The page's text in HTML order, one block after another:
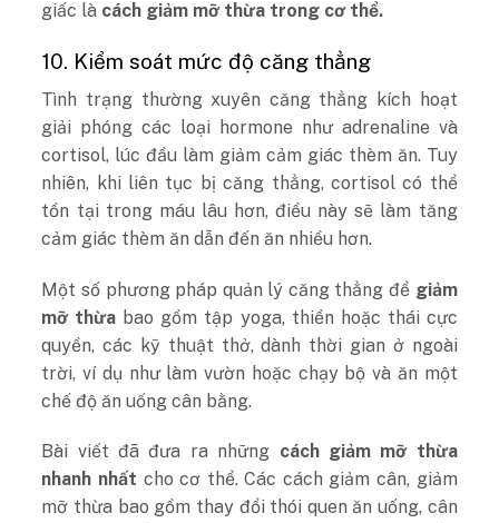
giấc là cách giảm mỡ thừa trong cơ thể.
10. Kiểm soát mức độ căng thẳng
Tình trạng thường xuyên căng thẳng kích hoạt
giải phóng các loại hormone như adrenaline và
cortisol, lúc đầu làm giảm cảm giác thèm ăn. Tuy
nhiên, khi liên tục bị căng thẳng, cortisol có thể
tồn tại trong máu lâu hơn, điều này sẽ làm tăng
cảm giác thèm ăn dẫn đến ăn nhiều hơn.
Một số phương pháp quản lý căng thẳng để giảm
mỡ thừa bao gồm tập yoga, thiền hoặc thái cực
quyền, các kỹ thuật thở, dành thời gian ở ngoài
trời, ví dụ như làm vườn hoặc chạy bộ và ăn một
chế độ ăn uống cân bằng.
Bài viết đã đưa ra những cách giảm mỡ thừa
nhanh nhất cho cơ thể. Các cách giảm cân, giảm
mỡ thừa bao gồm thay đổi thói quen ăn uống, cân